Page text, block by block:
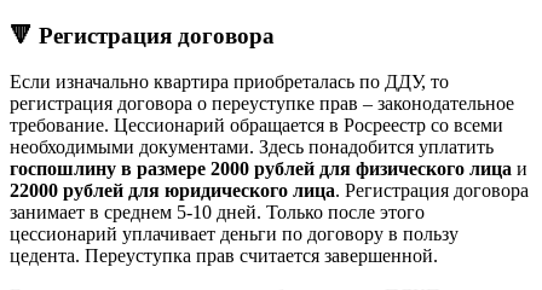
🔻 Регистрация договора
Если изначально квартира приобреталась по ДДУ, то
регистрация договора о переуступке прав – законодательное
требование. Цессионарий обращается в Росреестр со всеми
необходимыми документами. Здесь понадобится уплатить
госпошлину в размере 2000 рублей для физического лица и
22000 рублей для юридического лица. Регистрация договора
занимает в среднем 5-10 дней. Только после этого
цессионарий уплачивает деньги по договору в пользу
цедента. Переуступка прав считается завершенной.